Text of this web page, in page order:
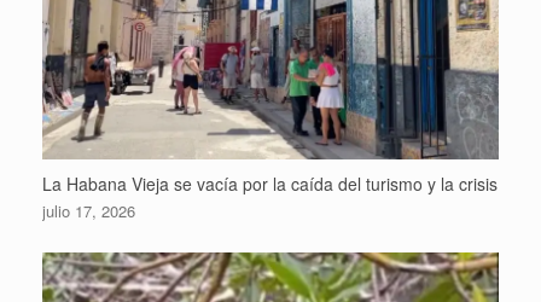
La Habana Vieja se vacía por la caída del turismo y la crisis
julio 17, 2026